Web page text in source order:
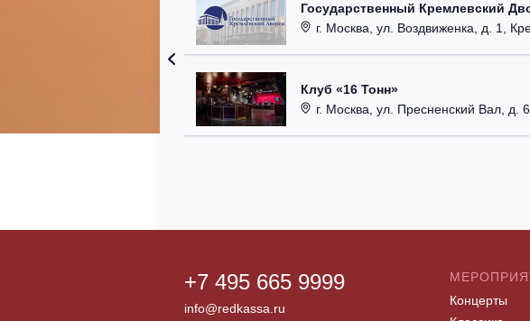
Государственный Кремлевский
г. Москва, ул. Воздвиженка, д. 1,
Клуб «16 Тонн»
г. Москва, ул. Пресненский Вал, д.
+7 495 665 9999
info@redkassa.ru
Концерты